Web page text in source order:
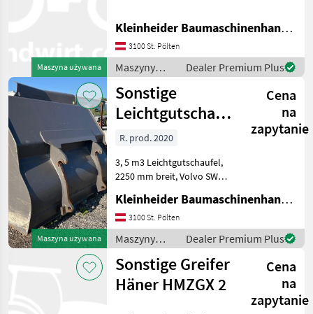
Maszyna używana
Kleinheider Baumaschinenhandel GmbH.
3100 St. Pölten
Maszyny
budowlane /
Sonstige
Dealer Premium Plus
Maszyna używana
Sonstige
Leichtgutschaufel
Reschke
Cena
na
zapytanie
R. prod. 2020
3, 5 m3 Leichtgutschaufel,
2250 mm breit, Volvo SW
Volvo L 45/50 oder Lieberr L
514,
Unterschraubwendemesser
Maszyny budowlane
Koparka - osprzęt
Kleinheider Baumaschinenhandel GmbH.
3100 St. Pölten
Maszyny
budowlane /
Sonstige
Dealer Premium Plus
Sonstige Greifer
Häner HMZGX 2
Cena
na
zapytanie